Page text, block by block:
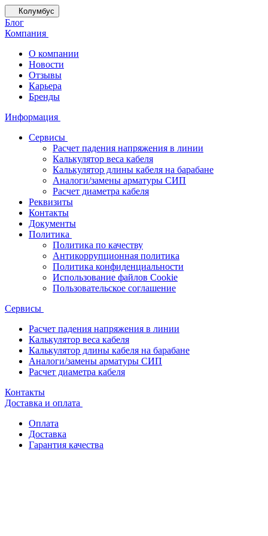
Колумбус
Блог
Компания
О компании
Новости
Отзывы
Карьера
Бренды
Информация
Сервисы
Расчет падения напряжения в линии
Калькулятор веса кабеля
Калькулятор длины кабеля на барабане
Аналоги/замены арматуры СИП
Расчет диаметра кабеля
Реквизиты
Контакты
Документы
Политика
Политика по качеству
Антикоррупционная политика
Политика конфиденциальности
Использование файлов Cookie
Пользовательское соглашение
Сервисы
Расчет падения напряжения в линии
Калькулятор веса кабеля
Калькулятор длины кабеля на барабане
Аналоги/замены арматуры СИП
Расчет диаметра кабеля
Контакты
Доставка и оплата
Оплата
Доставка
Гарантия качества